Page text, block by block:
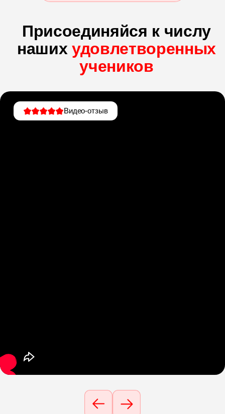
Присоединяйся к числу
наших удовлетворенных
учеников
Видео-отзыв